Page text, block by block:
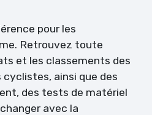
pour les
Retrouvez toute
et les classements des
cyclistes, ainsi que des
des tests de matériel
avec la